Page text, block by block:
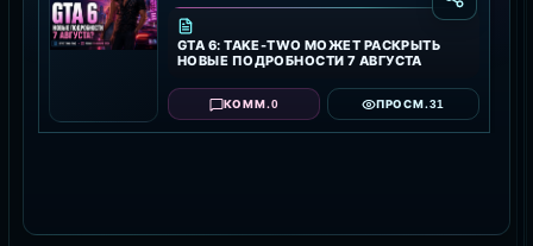
GTA 6: TAKE-TWO МОЖЕТ РАСКРЫТЬ
НОВЫЕ ПОДРОБНОСТИ 7 АВГУСТА
КОММ.0 ПРОСМ.31